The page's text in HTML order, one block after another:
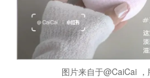
图片来自于@CaiCai